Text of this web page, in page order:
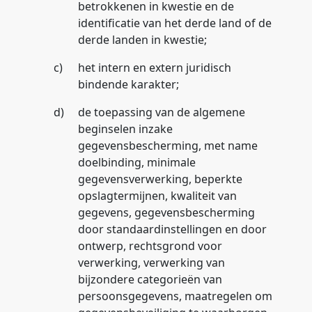
betrokkenen in kwestie en de
identificatie van het derde land of de
derde landen in kwestie;
c)
het intern en extern juridisch
bindende karakter;
d)
de toepassing van de algemene
beginselen inzake
gegevensbescherming, met name
doelbinding, minimale
gegevensverwerking, beperkte
opslagtermijnen, kwaliteit van
gegevens, gegevensbescherming
door standaardinstellingen en door
ontwerp, rechtsgrond voor
verwerking, verwerking van
bijzondere categorieën van
persoonsgegevens, maatregelen om